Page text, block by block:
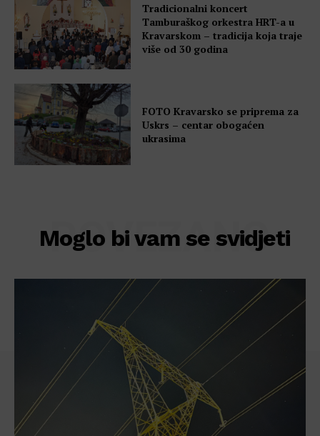
Tradicionalni koncert
Tamburaškog orkestra HRT-a u
Kravarskom – tradicija koja traje
više od 30 godina
FOTO Kravarsko se priprema za
Uskrs – centar obogaćen
ukrasima
Moglo bi vam se svidjeti
POVEZANO